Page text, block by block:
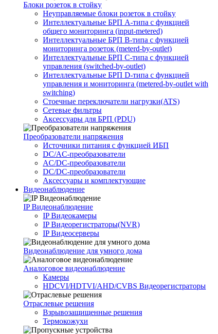
Блоки розеток в стойку
Неуправляемые блоки розеток в стойку
Интеллектуальные БРП А-типа с функцией
общего мониторинга (input-metered)
Интеллектуальные БРП B-типа с функцией
мониторинга розеток (meterd-by-outlet)
Интеллектуальные БРП C-типа с функцией
управления (switched-by-outlet)
Интеллектуальные БРП D-типа с функцией
управления и мониторинга (metered-by-outlet with
switching)
Стоечные переключатели нагрузки(ATS)
Сетевые фильтры
Аксессуары для БРП (PDU)
Преобразователи напряжения
Источники питания c функцией ИБП
DC/AC-преобразователи
AC/DC-преобразователи
DC/DC-преобразователи
Аксессуары и комплектующие
Видеонаблюдение
IP Видеонаблюдение
IP Видеокамеры
IP Видеорегистраторы(NVR)
IP Видеосерверы
Видеонаблюдение для умного дома
Аналоговое видеонаблюдение
Камеры
HDCVI/HDTVI/AHD/CVBS Видеорегистраторы
Отраслевые решения
Взрывозащищенные решения
Термокожухи